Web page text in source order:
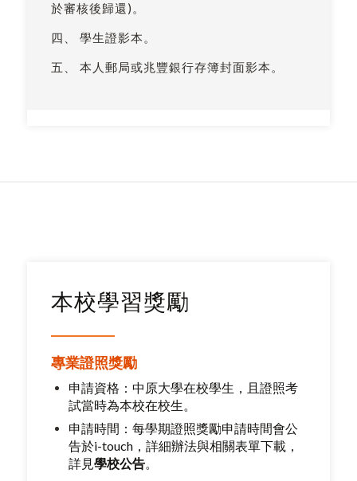
於審核後歸還)。
四、 學生證影本。
五、 本人郵局或兆豐銀行存簿封面影本。
本校學習獎勵
專業證照獎勵
申請資格：中原大學在校學生，且證照考
試當時為本校在校生。
申請時間：每學期證照獎勵申請時間會公
告於i-touch，詳細辦法與相關表單下載，
詳見學校公告。